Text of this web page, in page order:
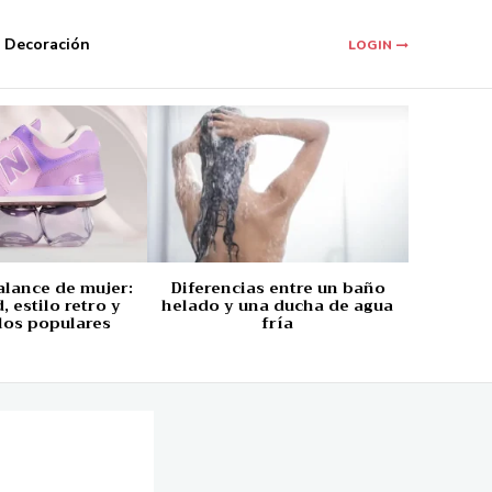
Decoración LOGIN
de mujer:
estilo retro y
populares
Diferencias entre un baño
helado y una ducha de agua
fría